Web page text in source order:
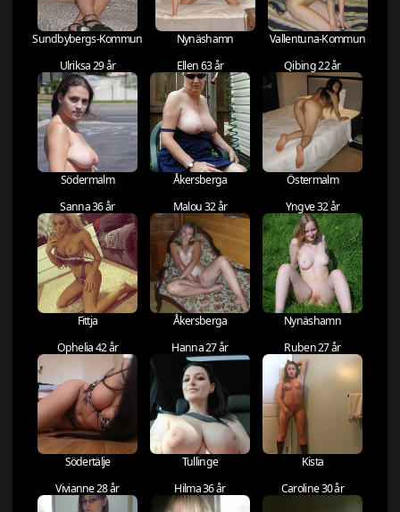
Sundbybergs-Kommun Nynäshamn
Vallentuna-Kommun
Ulriksa 29 år
Södermalm
Ellen 63 år
Åkersberga
Qibing 22 år
Östermalm
Sanna 36 år
Fittja
Malou 32 år
Åkersberga
Yngve 32 år
Nynäshamn
Ophelia 42 år
Södertälje
Hanna 27 år
Tullinge
Ruben 27 år
Kista
Vivianne 28 år
Hilma 36 år Caroline 30 år